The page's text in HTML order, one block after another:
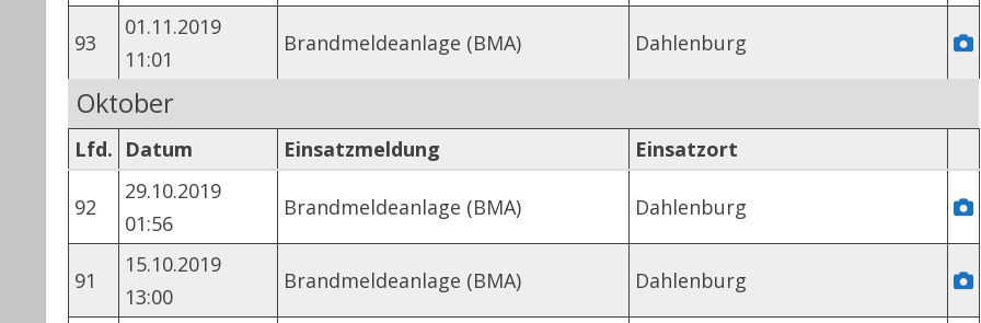
93
01.11.2019
11:01
Brandmeldeanlage (BMA) Dahlenburg
Oktober
Lfd. Datum Einsatzmeldung Einsatzort
92
29.10.2019
01:56
Brandmeldeanlage (BMA) Dahlenburg
91
15.10.2019
13:00
Brandmeldeanlage (BMA) Dahlenburg